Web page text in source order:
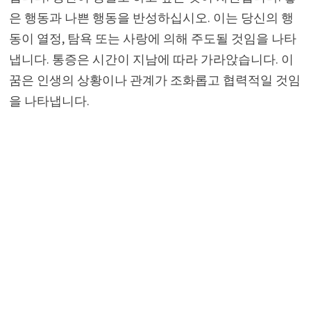
은 행동과 나쁜 행동을 반성하십시오. 이는 당신의 행
동이 열정, 탐욕 또는 사랑에 의해 주도될 것임을 나타
냅니다. 통증은 시간이 지남에 따라 가라앉습니다. 이
꿈은 인생의 상황이나 관계가 조화롭고 협력적일 것임
을 나타냅니다.